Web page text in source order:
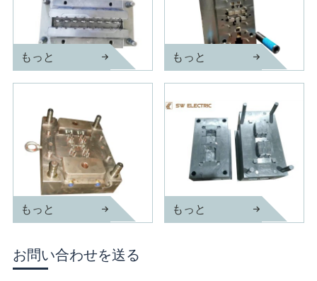
もっと
B22射出成形金型
もっと
分配ボックス射出成形金型
もっと
もっと
お問い合わせを送る